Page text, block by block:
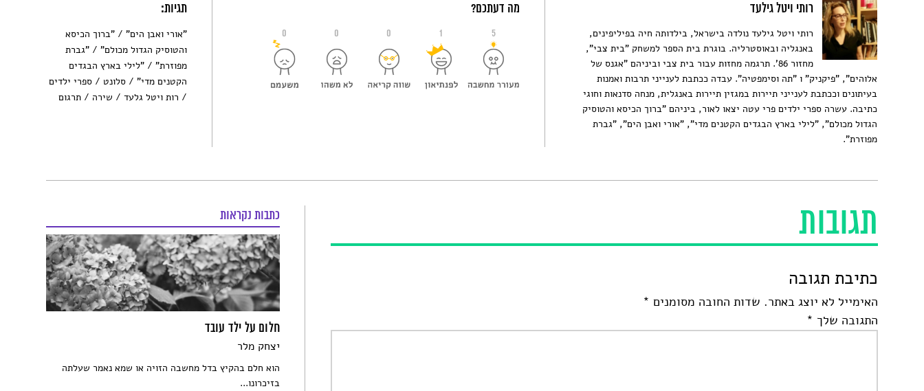
רותי ויטל גילעד
רותי ויטל גילעד נולדה בישראל, בילדותה חיה בפיליפינים,
באנגליה ובאוסטרליה. בוגרת בית הספר למשחק "בית צבי",
מחזור 86'. תרגמה מחזות עבור בית צבי וביניהם "אגנס של
אלוהים", "פיקניק" ו "תה וסימפטיה". עבדה ככתבת לענייני תרבות ואמנות
בעיתונים וככתבת לענייני תיירות במגזין תיירות באנגלית, מנחה סדנאות וחוגי
כתיבה. עשרה ספרי ילדים פרי עטה יצאו לאור, ביניהם "ברוך הכיסא והטוסיק
הגדול מכולם", "לילי בארץ הבגדים הקטנים מדי", "אורי ואבן הים", "גברת
מפוזרת".
מה דעתכם?
0 0 0 1 5
תגיות:
"אורי ואבן הים"
"ברוך הכיסא
והטוסיק הגדול מכולם"
"גברת
מפוזרת"
"לילי בארץ הבגדים
הקטנים מדי"
סלונט
ספרי ילדים
רות ויטל גלעד
שירה תרגום
תגובות
כתיבת תגובה
האימייל לא יוצג באתר. שדות החובה מסומנים *
התגובה שלך *
כתבות נקראות
חלום על ילד עובד
יצחק מלר
הוא חלם בהקיץ בדל מחשבה הזויה או שמא נאמר שעלתה
בזיכרונו...